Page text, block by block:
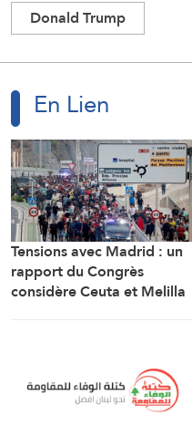
Donald Trump
En Lien
Tensions avec Madrid : un
rapport du Congrès
considère Ceuta et Melilla